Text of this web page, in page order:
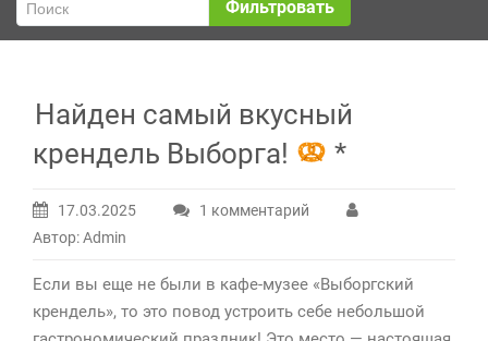
Фильтровать
Найден самый вкусный
крендель Выборга!
*
17.03.2025 1 комментарий
Автор: Admin
Если вы еще не были в кафе-музее «Выборгский
крендель», то это повод устроить себе небольшой